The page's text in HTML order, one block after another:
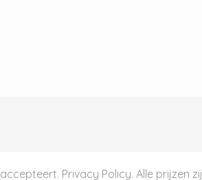
accepteert. Privacy Policy. Alle prijzen